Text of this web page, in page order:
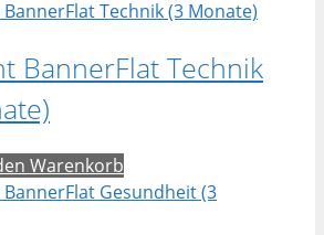
BannerFlat Technik
Warenkorb